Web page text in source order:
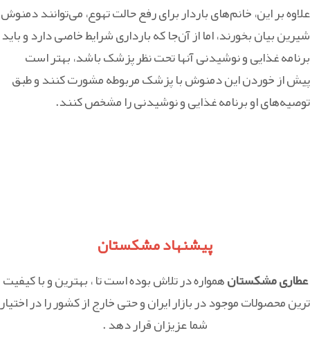
علاوه بر این، خانم‌های باردار برای رفع حالت تهوع، می‌توانند دمنوش
شیرین بیان بخورند، اما از آن‌جا که بارداری شرایط خاصی دارد و باید
برنامه غذایی و نوشیدنی آن‎ها تحت نظر پزشک باشد، بهتر است
پیش از خوردن این دمنوش با پزشک مربوطه مشورت کنند و طبق
توصیه‌های او برنامه غذایی و نوشیدنی را مشخص کنند.
پیشنهاد مشکستان
عطاری مشکستانهمواره در تلاش بوده است تا ، بهترین و با کیفیت
ترین محصولات موجود در بازار ایران و حتی خارج از کشور را در اختیار
شما عزیزان قرار دهد .